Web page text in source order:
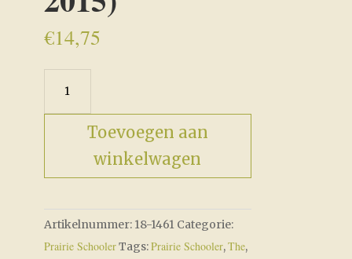
€14,75
Revisited
Toevoegen aan
winkelwagen
Artikelnummer: 18-1461 Categorie:
Prairie SchoolerTags:Prairie Schooler,The,